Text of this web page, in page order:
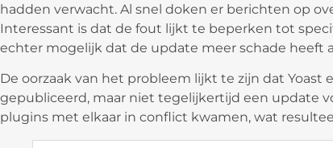
hadden verwacht. Al snel doken er berichten op
Interessant is dat de fout lijkt te beperken tot
echter mogelijk dat de update meer schade heeft
De oorzaak van het probleem lijkt te zijn dat Yoast
gepubliceerd, maar niet tegelijkertijd een update
plugins met elkaar in conflict kwamen, wat